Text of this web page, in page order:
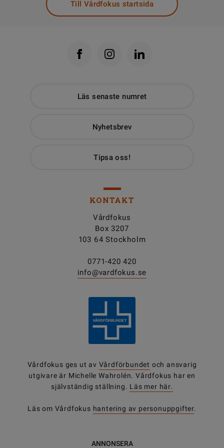
Till Vårdfokus startsida
Läs senaste numret
Nyhetsbrev
Tipsa oss!
KONTAKT
Vårdfokus
Box 3207
103 64 Stockholm
0771-420 420
info@vardfokus.se
Vårdfokus ges ut av Vårdförbundet och ansvarig
utgivare är Michelle Wahrolén. Vårdfokus har en
självständig ställning. Läs mer här.
Läs om Vårdfokus hantering av personuppgifter.
ANNONSERA